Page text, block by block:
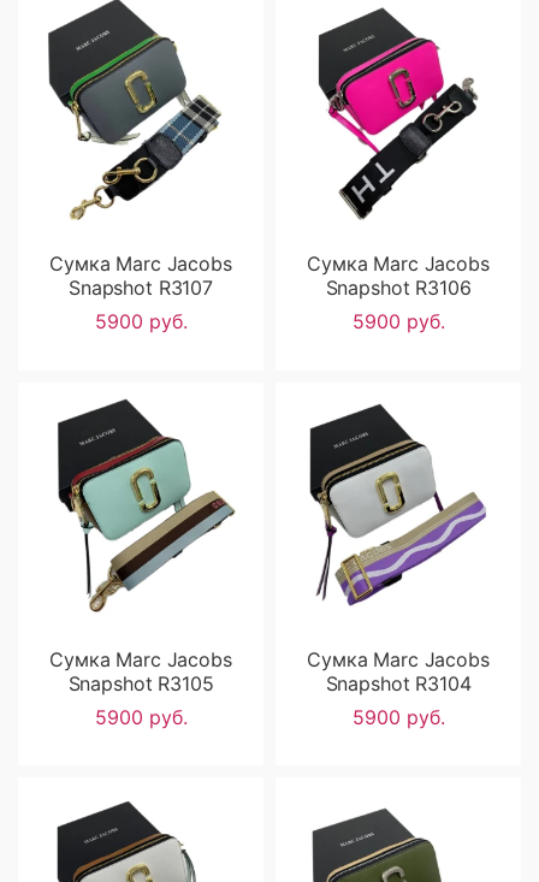
Сумка Marc Jacobs
Snapshot R3107
5900 руб.
Сумка Marc Jacobs
Snapshot R3106
5900 руб.
Сумка Marc Jacobs
Snapshot R3105
5900 руб.
Сумка Marc Jacobs
Snapshot R3104
5900 руб.